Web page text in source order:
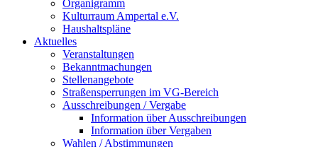
Organigramm
Kulturraum Ampertal e.V.
Haushaltspläne
Aktuelles
Veranstaltungen
Bekanntmachungen
Stellenangebote
Straßensperrungen im VG-Bereich
Ausschreibungen / Vergabe
Information über Ausschreibungen
Information über Vergaben
Wahlen / Abstimmungen